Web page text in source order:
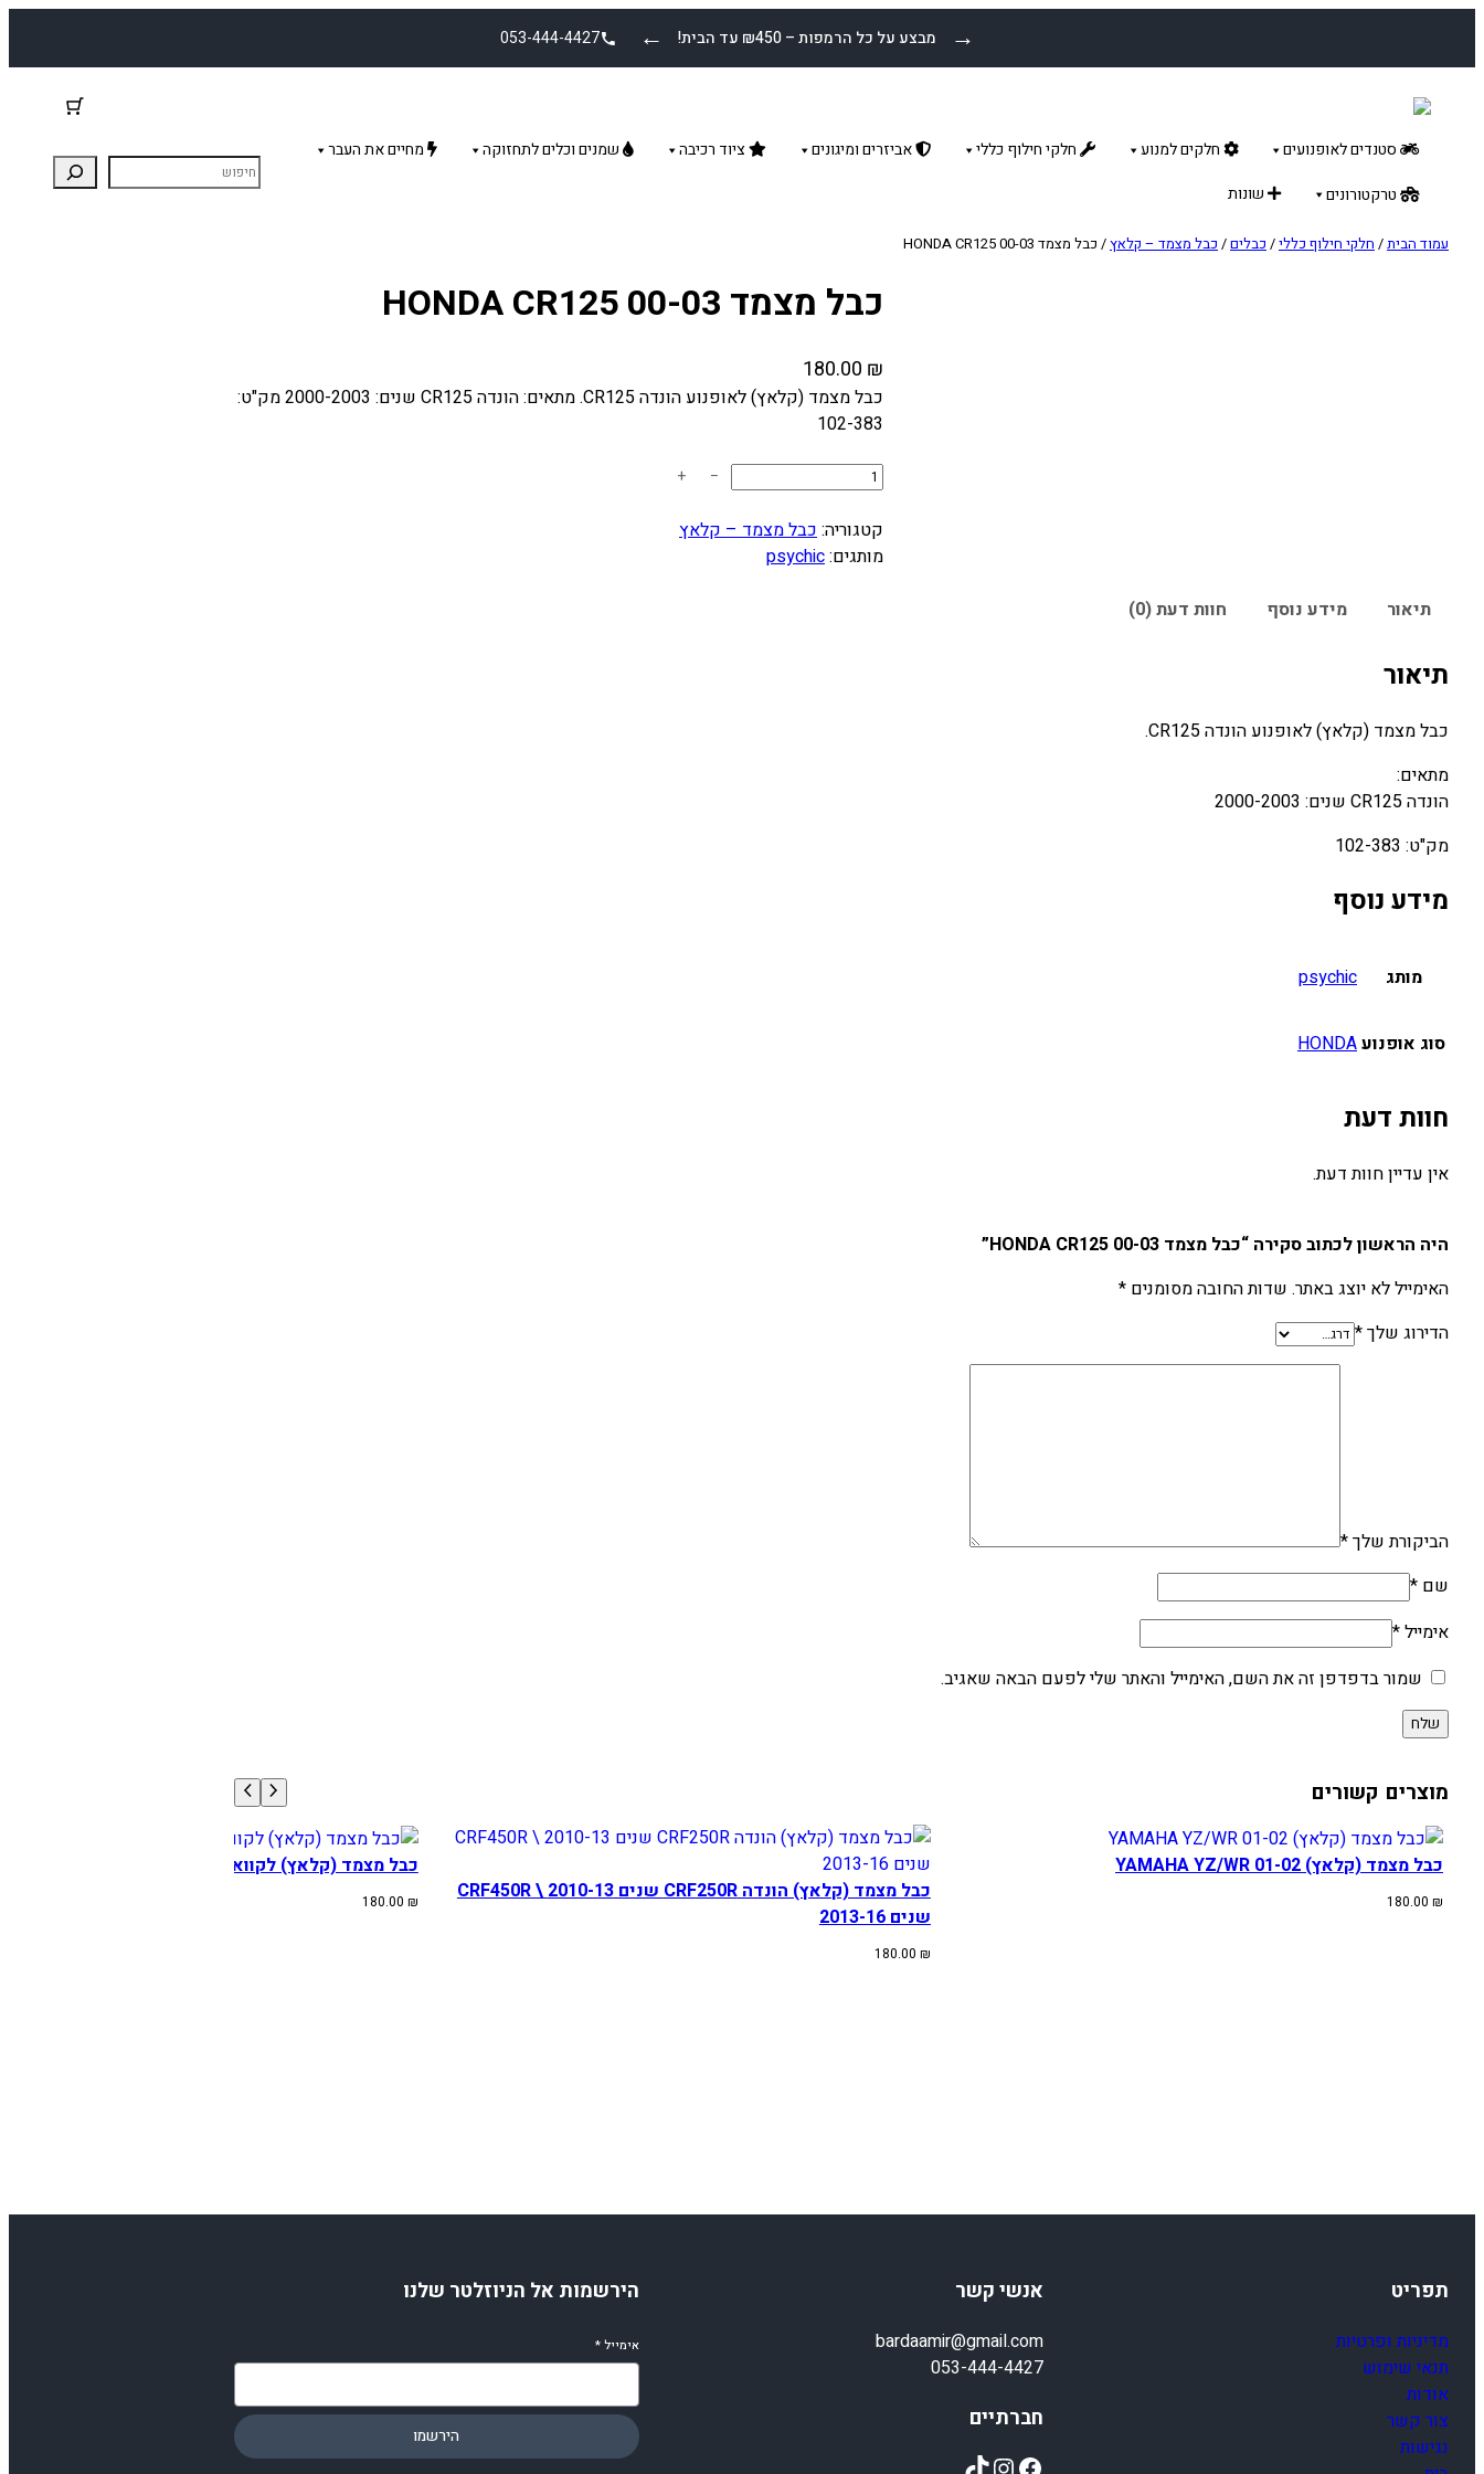
← מבצע על כל הרמפות – ₪450 עד הבית! →
053-444-4427
סטנדים לאופנועים חלקים למנוע חלקי חילוף כללי אביזרים ומיגונים ציוד רכיבה שמנים וכלים לתחזוקה
מחיים את העבר
טרקטורונים
שונות
עמוד הבית/ חלקי חילוף כללי/ כבלים/ כבל מצמד – קלאץ/ כבל מצמד HONDA CR125 00-03
כבל מצמד HONDA CR125 00-03
180.00 ₪
כבל מצמד (קלאץ) לאופנוע הונדה CR125. מתאים: הונדה CR125 שנים: 2000-2003 מק"ט:
102-383
כ
ו
ת
−
+
קטגוריה:כבל מצמד – קלאץ
מותגים:psychic
תיאור
מידע נוסף חוות דעת (0)
תיאור
כבל מצמד (קלאץ) לאופנוע הונדה CR125.
מתאים:
הונדה CR125 שנים: 2000-2003
מק"ט: 102-383
מידע נוסף
מותג psychic
סוג אופנועHONDA
חוות דעת
אין עדיין חוות דעת.
היה הראשון לכתוב סקירה “כבל מצמד HONDA CR125 00-03”
האימייל לא יוצג באתר. שדות החובה מסומנים *
הדירוג שלך*
הביקורת שלך*
שם *
אימייל*
שמור בדפדפן זה את השם, האימייל והאתר שלי לפעם הבאה שאגיב.
מוצרים קשורים
כבל מצמד (קלאץ) YAMAHA YZ/WR 01-02
180.00 ₪
כבל מצמד (קלאץ) הונדה CRF250R שנים 2010-13 \ CRF450R
שנים 2013-16
180.00 ₪
כבל מצמד (קלאץ) לקוואסקי KX450F שנים 2009-2015
180.00 ₪
תפריט
מדיניות ופרטיות
תנאי שימוש
אודות
צור קשר
נגישות
אנשי קשר
bardaamir@gmail.com
053-444-4427
חברתיים
Facebook
Instagram
TikTok
הירשמות אל הניוזלטר שלנו
אימייל*
הירשמו